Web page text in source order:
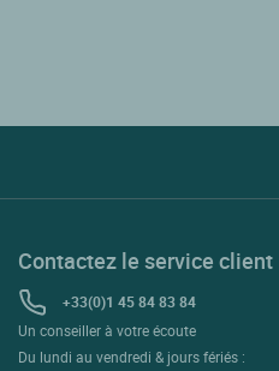
Contactez le service client
+33(0)1 45 84 83 84
Un conseiller à votre écoute
Du lundi au vendredi & jours fériés :